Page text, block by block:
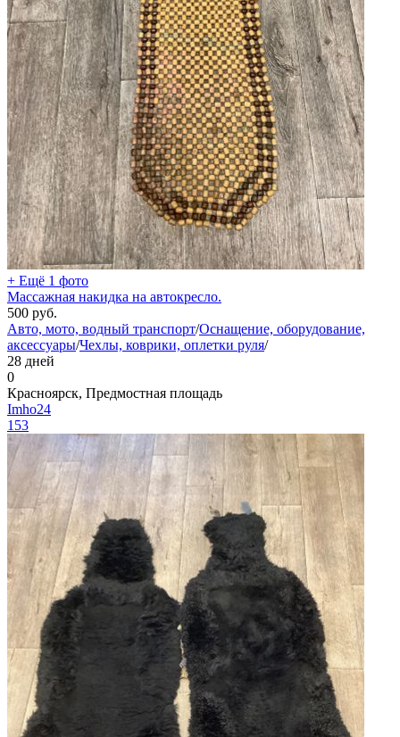
+ Ещё 1 фото
Массажная накидка на автокресло.
500 руб.
Авто, мото, водный транспорт/Оснащение, оборудование,
аксессуары/Чехлы, коврики, оплетки руля/
28 дней
0
Красноярск, Предмостная площадь
Imho24
153